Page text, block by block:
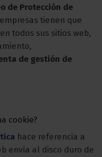
de Protección de
tienen que
todos sus sitios web,
de gestión de
cookie?
hace referencia a
envía al disco duro de